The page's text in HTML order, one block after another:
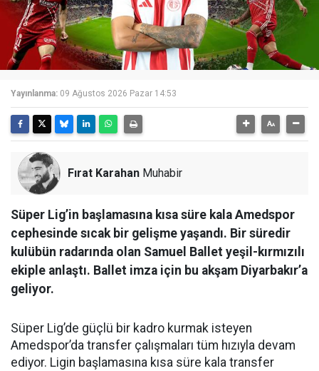
Yayınlanma: 09 Ağustos 2026 Pazar 14:53
Fırat Karahan Muhabir
Süper Lig’in başlamasına kısa süre kala Amedspor
cephesinde sıcak bir gelişme yaşandı. Bir süredir
kulübün radarında olan Samuel Ballet yeşil-kırmızılı
ekiple anlaştı. Ballet imza için bu akşam Diyarbakır’a
geliyor.
Süper Lig’de güçlü bir kadro kurmak isteyen
Amedspor’da transfer çalışmaları tüm hızıyla devam
ediyor. Ligin başlamasına kısa süre kala transfer